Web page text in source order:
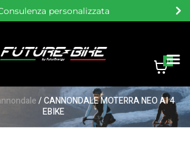
personalizzata
0
/ CANNONDALE MOTERRA NEO AI 4
EBIKE